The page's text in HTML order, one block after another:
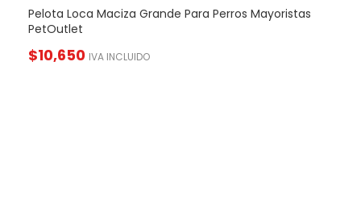
Pelota Loca Maciza Grande Para Perros Mayoristas
PetOutlet
$10,650 IVA INCLUIDO